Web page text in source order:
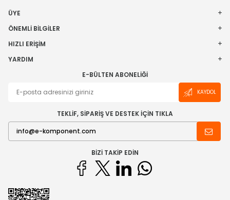
ÜYE
ÖNEMLI BILGILER
HIZLI ERIŞIM
YARDIM
E-BÜLTEN ABONELIĞI
KAYDOL
TEKLİF, SİPARİŞ VE DESTEK İÇİN TIKLA
BIZI TAKIP EDIN